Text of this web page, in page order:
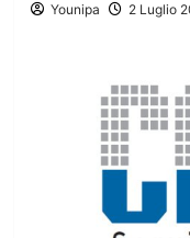
Younipa 2 Luglio